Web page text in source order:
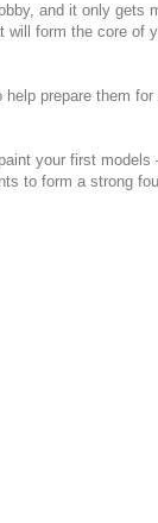
and it only gets
form the core of
prepare them
your first models
to form a strong